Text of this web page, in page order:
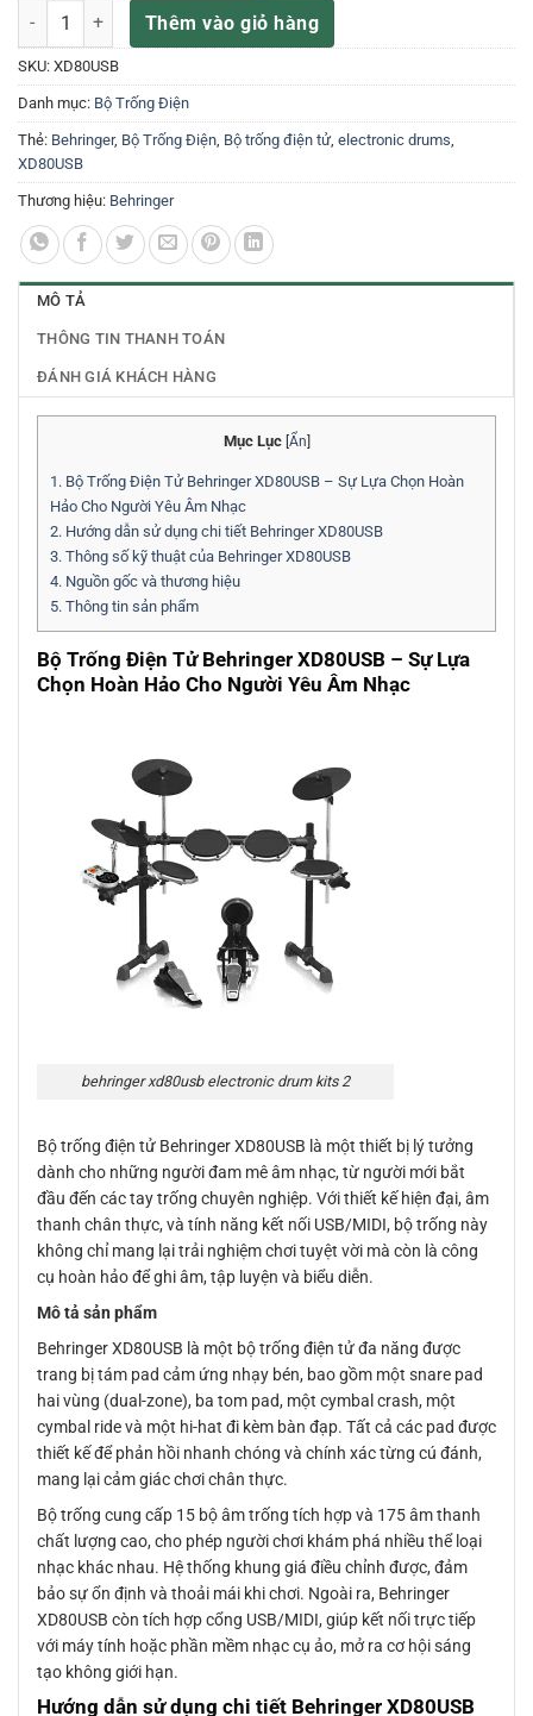
Behringer XD80USB Electronic Drum Kits số lượng
Thêm vào giỏ hàng
SKU: XD80USB
Danh mục: Bộ Trống Điện
Thẻ: Behringer, Bộ Trống Điện, Bộ trống điện tử, electronic drums,
XD80USB
Thương hiệu: Behringer
MÔ TẢ
THÔNG TIN THANH TOÁN
ĐÁNH GIÁ KHÁCH HÀNG
Mục Lục [Ẩn]
1. Bộ Trống Điện Tử Behringer XD80USB – Sự Lựa Chọn Hoàn
Hảo Cho Người Yêu Âm Nhạc
2. Hướng dẫn sử dụng chi tiết Behringer XD80USB
3. Thông số kỹ thuật của Behringer XD80USB
4. Nguồn gốc và thương hiệu
5. Thông tin sản phẩm
Bộ Trống Điện Tử Behringer XD80USB – Sự Lựa
Chọn Hoàn Hảo Cho Người Yêu Âm Nhạc
behringer xd80usb electronic drum kits 2
Bộ trống điện tử Behringer XD80USB là một thiết bị lý tưởng
dành cho những người đam mê âm nhạc, từ người mới bắt
đầu đến các tay trống chuyên nghiệp. Với thiết kế hiện đại, âm
thanh chân thực, và tính năng kết nối USB/MIDI, bộ trống này
không chỉ mang lại trải nghiệm chơi tuyệt vời mà còn là công
cụ hoàn hảo để ghi âm, tập luyện và biểu diễn.
Mô tả sản phẩm
Behringer XD80USB là một bộ trống điện tử đa năng được
trang bị tám pad cảm ứng nhạy bén, bao gồm một snare pad
hai vùng (dual-zone), ba tom pad, một cymbal crash, một
cymbal ride và một hi-hat đi kèm bàn đạp. Tất cả các pad được
thiết kế để phản hồi nhanh chóng và chính xác từng cú đánh,
mang lại cảm giác chơi chân thực.
Bộ trống cung cấp 15 bộ âm trống tích hợp và 175 âm thanh
chất lượng cao, cho phép người chơi khám phá nhiều thể loại
nhạc khác nhau. Hệ thống khung giá điều chỉnh được, đảm
bảo sự ổn định và thoải mái khi chơi. Ngoài ra, Behringer
XD80USB còn tích hợp cổng USB/MIDI, giúp kết nối trực tiếp
với máy tính hoặc phần mềm nhạc cụ ảo, mở ra cơ hội sáng
tạo không giới hạn.
Hướng dẫn sử dụng chi tiết Behringer XD80USB